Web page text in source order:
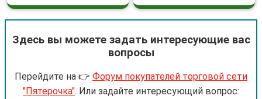
Здесь вы можете задать интересующие вас
вопросы
Перейдите на 👉 Форум покупателей торговой сети
"Пятерочка". Или задайте интересующий вопрос: